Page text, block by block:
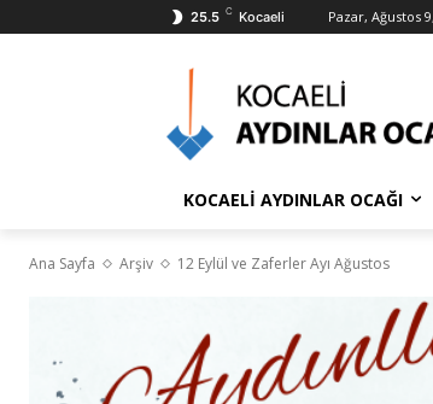
25.5 C Kocaeli Pazar, Ağustos
KOCAELİ AYDINLAR OCAĞI
Ana Sayfa Arşiv 12 Eylül ve Zaferler Ayı Ağustos